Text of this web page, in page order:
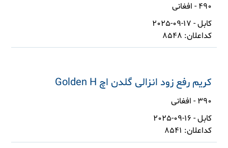
490 - افغانی
کابل - 17-09-2025
کداعلان: 8548
کریم رفع زود انزالی گلدن اچ Golden H
390 - افغانی
کابل - 16-09-2025
کداعلان: 8541